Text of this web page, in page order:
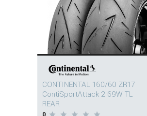
CONTINENTAL 160/60 ZR17
ContiSportAttack 2 69W TL
REAR